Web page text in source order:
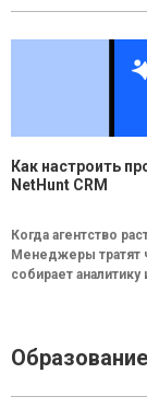
Как настроить
NetHunt CRM
Когда агентство
Менеджеры тратят
собирает
Образование